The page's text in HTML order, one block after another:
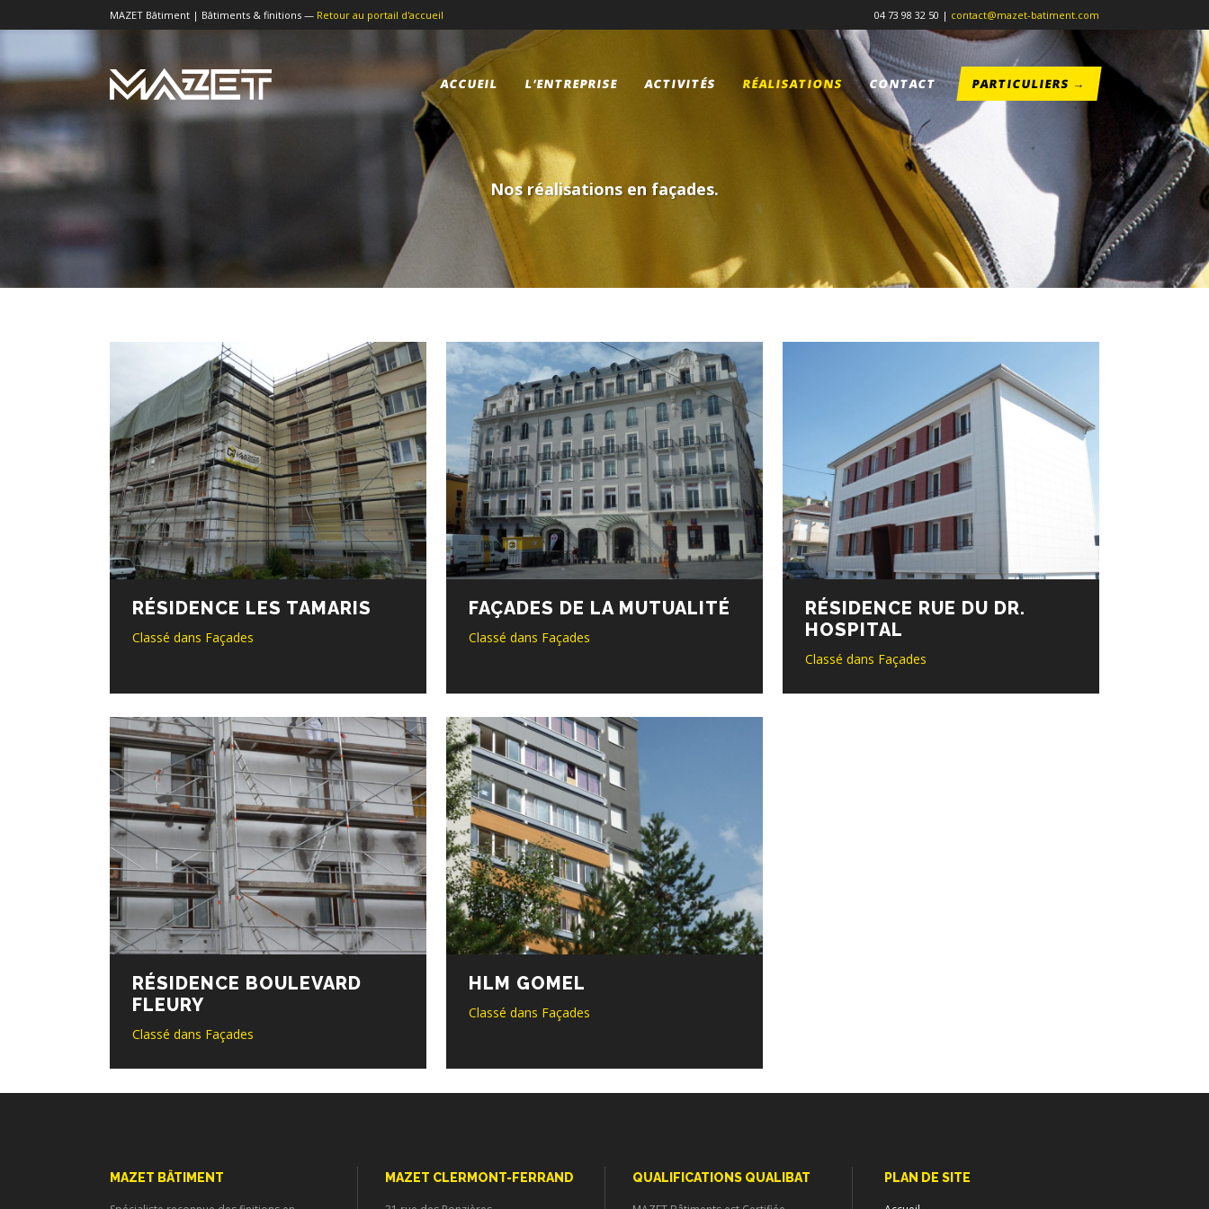
MAZET Bâtiment | Bâtiments & finitions — Retour au portail d'accueil 04 73 98 32 50 | contact@mazet-batiment.com
ACCUEIL L’ENTREPRISE ACTIVITÉS RÉALISATIONS CONTACT PARTICULIERS →
Nos réalisations en façades.
RÉSIDENCE LES TAMARIS
Classé dans Façades
FAÇADES DE LA MUTUALITÉ
Classé dans Façades
RÉSIDENCE RUE DU DR.
HOSPITAL
Classé dans Façades
RÉSIDENCE BOULEVARD
FLEURY
Classé dans Façades
HLM GOMEL
Classé dans Façades
MAZET BÂTIMENT MAZET CLERMONT-FERRAND QUALIFICATIONS QUALIBAT PLAN DE SITE